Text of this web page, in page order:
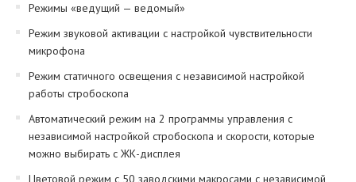
Режимы «ведущий — ведомый»
Режим звуковой активации с настройкой чувствительности
микрофона
Режим статичного освещения с независимой настройкой
работы стробоскопа
Автоматический режим на 2 программы управления с
независимой настройкой стробоскопа и скорости, которые
можно выбирать с ЖК-дисплея